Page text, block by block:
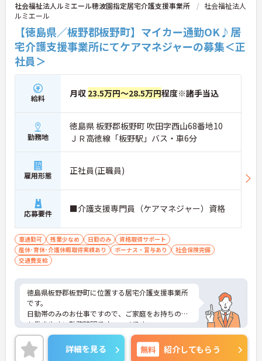
社会福祉法人ルミエール穂波園指定居宅介護支援事業所
社会福祉法人
ルミエール
【徳島県／板野郡板野町】マイカー通勤OK♪居
宅介護支援事業所にてケアマネジャーの募集＜正
社員＞
給料 月収 23.5万円～28.5万円程度※諸手当込
勤務地
徳島県 板野郡板野町 吹田字西山68番地10
ＪＲ高徳線「板野駅」バス・車6分
雇用形態 正社員(正職員)
応募要件 ■介護支援専門員（ケアマネジャー）資格
車通勤可 残業少なめ 日勤のみ
資格取得サポート
産休･育休･介護休暇取得実績あり
ボーナス・賞与あり
社会保険完備
交通費支給
徳島県板野郡板野町に位置する居宅介護支援事業所
です。
日勤帯のみのお仕事ですので、ご家庭をお持ちの方
も働きやすい勤務時間でオススメです・
マイカー通勤可能なので行き帰りがスムーズです。
ご興味をお持ちの方はお気軽にお問い合わせくださ
い。
詳細を見る 無料 紹介してもらう